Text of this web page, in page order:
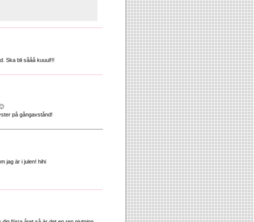
Ska bli sååå kuuul!!!
på gångavstånd!
jag är i julen! hihi